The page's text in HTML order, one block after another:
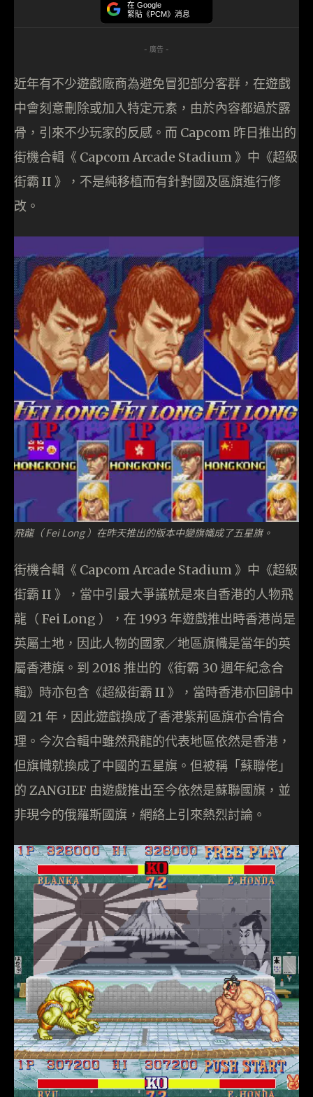
在 Google
緊貼《PCM》消息
- 廣告 -
近年有不少遊戲廠商為避免冒犯部分客群，在遊戲
中會刻意刪除或加入特定元素，由於內容都過於露
骨，引來不少玩家的反感。而 Capcom 昨日推出的
街機合輯《 Capcom Arcade Stadium 》中《超級
街霸 II 》，不是純移植而有針對國及區旗進行修
改。
飛龍（ Fei Long ）在昨天推出的版本中變旗幟成了五星旗。
街機合輯《 Capcom Arcade Stadium 》中《超級
街霸 II 》，當中引最大爭議就是來自香港的人物飛
龍（ Fei Long ），在 1993 年遊戲推出時香港尚是
英屬土地，因此人物的國家／地區旗幟是當年的英
屬香港旗。到 2018 推出的《街霸 30 週年紀念合
輯》時亦包含《超級街霸 II 》，當時香港亦回歸中
國 21 年，因此遊戲換成了香港紫荊區旗亦合情合
理。今次合輯中雖然飛龍的代表地區依然是香港，
但旗幟就換成了中國的五星旗。但被稱「蘇聯佬」
的 ZANGIEF 由遊戲推出至今依然是蘇聯國旗，並
非現今的俄羅斯國旗，網絡上引來熱烈討論。